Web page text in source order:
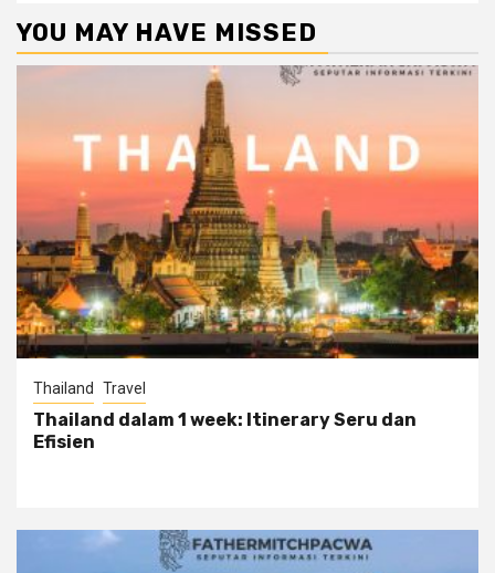
YOU MAY HAVE MISSED
Thailand Travel
Thailand dalam 1 week: Itinerary Seru dan
Efisien